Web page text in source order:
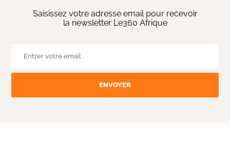
Saisissez votre adresse email pour recevoir
la newsletter Le360 Afrique
ENVOYER